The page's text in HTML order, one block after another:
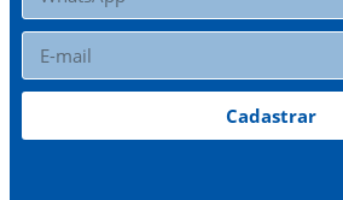
Cadastrar